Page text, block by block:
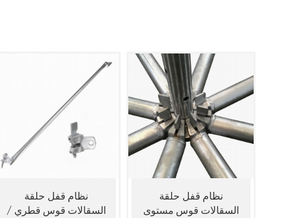
نظام قفل حلقة
السقالات قوس قطري /
نظام قفل حلقة
السقالات قوس مستوى